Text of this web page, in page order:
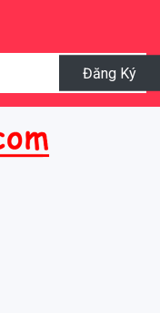
Đăng Ký